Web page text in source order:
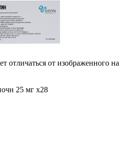
отличаться от изображенного на
25 мг x28